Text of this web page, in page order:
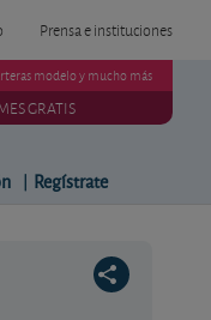
Prensa e instituciones
modelo y mucho más
GRATIS
| Regístrate